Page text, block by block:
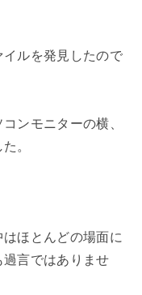
ルを発見したので
ンモニターの横、
。
ほとんどの場面に
言ではありませ